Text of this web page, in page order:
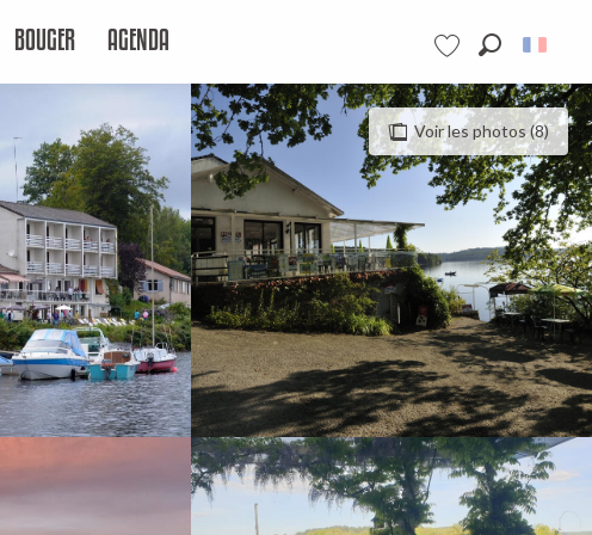
Voir les favoris
BOUGER AGENDA
Voir les photos (8)